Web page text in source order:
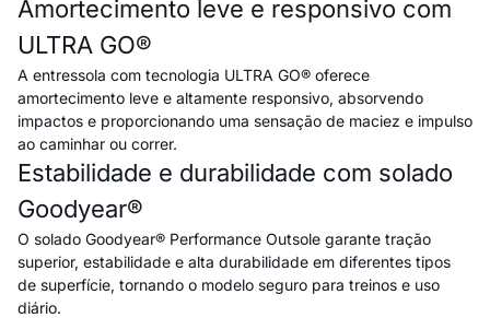
Amortecimento leve e responsivo com
ULTRA GO®
A entressola com tecnologia ULTRA GO® oferece
amortecimento leve e altamente responsivo, absorvendo
impactos e proporcionando uma sensação de maciez e impulso
ao caminhar ou correr.
Estabilidade e durabilidade com solado
Goodyear®
O solado Goodyear® Performance Outsole garante tração
superior, estabilidade e alta durabilidade em diferentes tipos
de superfície, tornando o modelo seguro para treinos e uso
diário.